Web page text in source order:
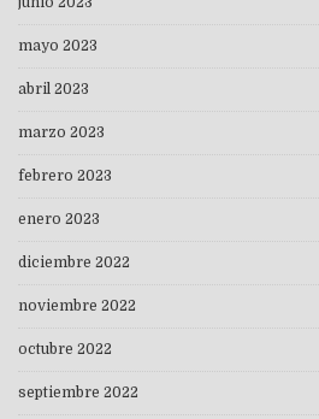
mayo 2023
abril 2023
marzo 2023
febrero 2023
enero 2023
diciembre 2022
noviembre 2022
octubre 2022
septiembre 2022